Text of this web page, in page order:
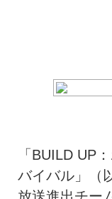
「BUILD UP
バイバル」（